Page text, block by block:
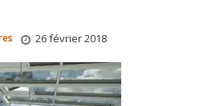
26 février 2018